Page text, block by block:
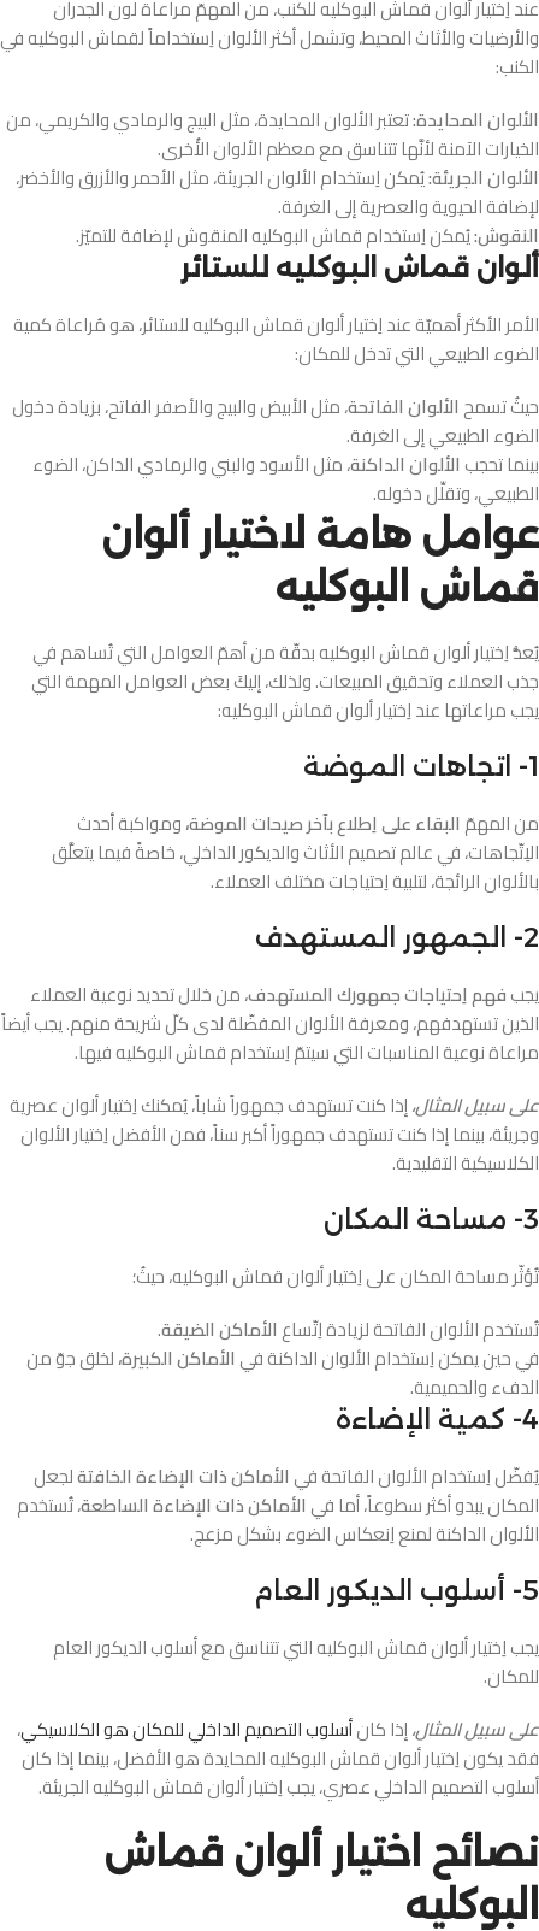
عند اِختيار ألوان قماش البوكليه للكنب، من المهمّ مراعاة لون الجدران
والأرضيات والأثاث المحيط، وتشمل أكثر الألوان اِستخداماً لقماش البوكليه في
الكنب:
الألوان المحايدة:تعتبر الألوان المحايدة، مثل البيج والرمادي والكريمي، من
الخيارات الآمنة لأنَّها تتناسق مع معظم الألوان الأُخرى.
الألوان الجريئة:يُمكن اِستخدام الألوان الجريئة، مثل الأحمر والأزرق والأخضر،
لإضافة الحيوية والعصرية إلى الغرفة.
النقوش:يُمكن اِستخدام قماش البوكليه المنقوش لإضافة للتميّز.
ألوان قماش البوكليه للستائر
الأمر الأكثر أهميّة عند اِختيار ألوان قماش البوكليه للستائر، هو مُراعاة كمية
الضوء الطبيعي التي تدخل للمكان:
حيثُ تسمح الألوان الفاتحة، مثل الأبيض والبيج والأصفر الفاتح، بزيادة دخول
الضوء الطبيعي إلى الغرفة.
بينما تحجب الألوان الداكنة، مثل الأسود والبني والرمادي الداكن، الضوء
الطبيعي، وتقلِّل دخوله.
عوامل هامة لاختيار ألوان
قماش البوكليه
يُعدُّ اِختيار ألوان قماش البوكليه بدقّة من أهمّ العوامل التي تُساهم في
جذب العملاء وتحقيق المبيعات. ولذلك، إليكَ بعض العوامل المهمة التي
يجب مراعاتها عند اِختيار ألوان قماش البوكليه:
1- اتجاهات الموضة
من المهمّ البقاء على اِطلاع بآخر صيحات الموضة،ومواكبة أحدث
الاِتّجاهات، في عالم تصميم الأثاث والديكور الداخلي، خاصةً فيما يتعلَّق
بالألوان الرائجة، لتلبية اِحتياجات مختلف العملاء.
2- الجمهور المستهدف
يجبفهم اِحتياجات جمهورك المستهدف، من خلال تحديد نوعية العملاء
الذين تستهدفهم، ومعرفة الألوان المفضّلة لدى كلّ شريحة منهم. يجب أيضاً
مراعاة نوعية المناسبات التي سيتمّ اِستخدام قماش البوكليه فيها.
على سبيل المثال،إذا كنت تستهدف جمهوراً شاباً، يُمكنك اِختيار ألوان عصرية
وجريئة، بينما إذا كنت تستهدف جمهوراً أكبر سناً، فمن الأفضل اِختيار الألوان
الكلاسيكية التقليدية.
3- مساحة المكان
تُؤثّر مساحة المكان على اِختيار ألوان قماش البوكليه، حيثُ؛
تُستخدم الألوان الفاتحة لزيادة اِتّساع الأماكن الضيقة.
في حين يمكن اِستخدام الألوان الداكنة في الأماكن الكبيرة،لخلق جوّ من
الدفء والحميمية.
4- كمية الإضاءة
يُفضّل اِستخدام الألوان الفاتحة في الأماكن ذات الإضاءة الخافتةلجعل
المكان يبدو أكثر سطوعاً، أما في الأماكن ذات الإضاءة الساطعة، تُستخدم
الألوان الداكنة لمنع اِنعكاس الضوء بشكل مزعج.
5- أسلوب الديكور العام
يجب اِختيار ألوان قماش البوكليه التي تتناسق مع أسلوب الديكور العام
للمكان.
على سبيل المثال،إذا كانأسلوب التصميم الداخلي للمكان هو الكلاسيكي،
فقد يكون اِختيار ألوان قماش البوكليه المحايدة هو الأفضل، بينما إذا كان
أسلوب التصميم الداخلي عصري، يجب اِختيار ألوان قماش البوكليه الجريئة.
نصائح اختيار ألوان قماش
البوكليه